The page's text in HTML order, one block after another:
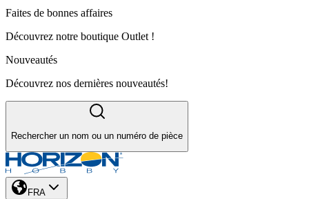
Faites de bonnes affaires
Découvrez notre boutique Outlet !
Nouveautés
Découvrez nos dernières nouveautés!
Rechercher un nom ou un numéro de pièce
FRA